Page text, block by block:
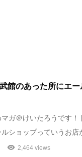
館のあった所にエ
マガ＠けいたろうです
ルショップっていうお
2,464 views